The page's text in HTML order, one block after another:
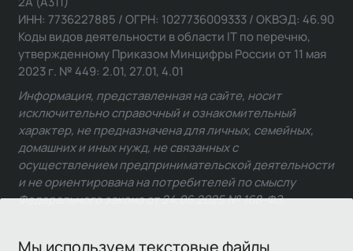
Мы используем текстовые файлы
ИНН: 7736227885 / ОГРН: 1027736009333 / ОКВЭД: 46.90
Коды видов деятельности в области IT по перечню,
утвержденному Приказом Минцифры России от 11 мая
2023 г. № 449: 2.01, 27.01, 4.01
Информация, представленная на сайте, носит
исключительно справочный и ознакомительный
характер, не предназначена для личных, семейных,
домашних и иных нужд, не связанных с
осуществлением предпринимательской деятельности
и не ориентирована на потребителей по смыслу
Федерального закона от 24.06.2025 № 168-ФЗ.